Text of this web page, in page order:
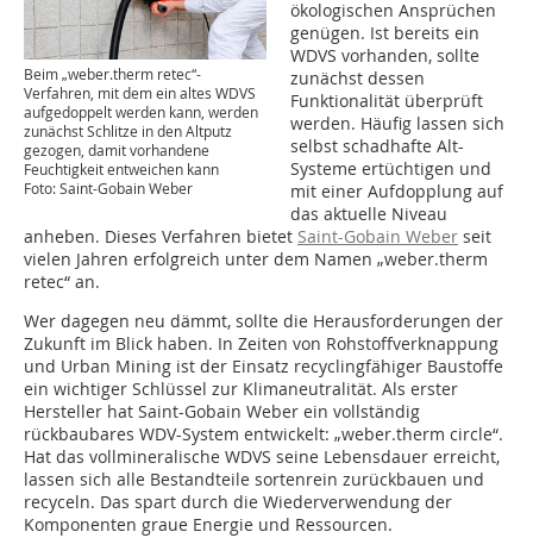
Beim „weber.therm retec“-
Verfahren, mit dem ein altes WDVS
aufgedoppelt werden kann, werden
zunächst Schlitze in den Altputz
gezogen, damit vorhandene
Feuchtigkeit entweichen kann
Foto: Saint-Gobain Weber
ökologischen Ansprüchen
genügen. Ist bereits ein
WDVS vorhanden, sollte
zunächst dessen
Funktionalität überprüft
werden. Häufig lassen sich
selbst schadhafte Alt-
Systeme ertüchtigen und
mit einer Aufdopplung auf
das aktuelle Niveau
anheben. Dieses Verfahren bietet Saint-Gobain Weber seit
vielen Jahren erfolgreich unter dem Namen „weber.therm
retec“ an.
Wer dagegen neu dämmt, sollte die Herausforderungen der
Zukunft im Blick haben. In Zeiten von Rohstoffverknappung
und Urban Mining ist der Einsatz recyclingfähiger Baustoffe
ein wichtiger Schlüssel zur Klimaneutralität. Als erster
Hersteller hat Saint-Gobain Weber ein vollständig
rückbaubares WDV-System entwickelt: „weber.therm circle“.
Hat das vollmineralische WDVS seine Lebensdauer erreicht,
lassen sich alle Bestandteile sortenrein zurückbauen und
recyceln. Das spart durch die Wiederverwendung der
Komponenten graue Energie und Ressourcen.